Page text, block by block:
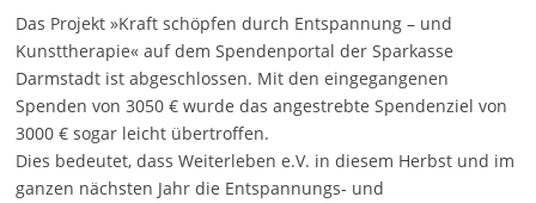
Das Projekt »Kraft schöpfen durch Entspannung – und
Kunsttherapie« auf dem Spendenportal der Sparkasse
Darmstadt ist abgeschlossen. Mit den eingegangenen
Spenden von 3050 € wurde das angestrebte Spendenziel von
3000 € sogar leicht übertroffen.
Dies bedeutet, dass Weiterleben e.V. in diesem Herbst und im
ganzen nächsten Jahr die Entspannungs- und